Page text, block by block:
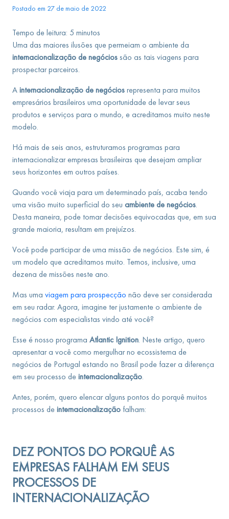
Postado em 27 de maio de 2022
Tempo de leitura: 5 minutos
Uma das maiores ilusões que permeiam o ambiente da
internacionalização de negócios são as tais viagens para
prospectar parceiros.
A internacionalização de negócios representa para muitos
empresários brasileiros uma oportunidade de levar seus
produtos e serviços para o mundo, e acreditamos muito neste
modelo.
Há mais de seis anos, estruturamos programas para
internacionalizar empresas brasileiras que desejam ampliar
seus horizontes em outros países.
Quando você viaja para um determinado país, acaba tendo
uma visão muito superficial do seu ambiente de negócios.
Desta maneira, pode tomar decisões equivocadas que, em sua
grande maioria, resultam em prejuízos.
Você pode participar de uma missão de negócios. Este sim, é
um modelo que acreditamos muito. Temos, inclusive, uma
dezena de missões neste ano.
Mas uma viagem para prospecção não deve ser considerada
em seu radar. Agora, imagine ter justamente o ambiente de
negócios com especialistas vindo até você?
Esse é nosso programa Atlantic Ignition. Neste artigo, quero
apresentar a você como mergulhar no ecossistema de
negócios de Portugal estando no Brasil pode fazer a diferença
em seu processo de internacionalização.
Antes, porém, quero elencar alguns pontos do porquê muitos
processos de internacionalização falham:
DEZ PONTOS DO PORQUÊ AS
EMPRESAS FALHAM EM SEUS
PROCESSOS DE
INTERNACIONALIZAÇÃO